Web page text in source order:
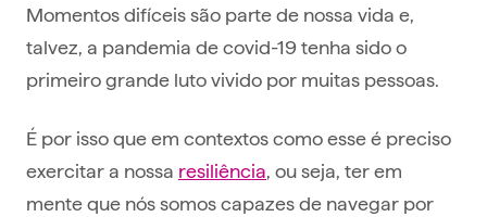
Momentos difíceis são parte de nossa vida e,
talvez, a pandemia de covid-19 tenha sido o
primeiro grande luto vivido por muitas pessoas.
É por isso que em contextos como esse é preciso
exercitar a nossa resiliência, ou seja, ter em
mente que nós somos capazes de navegar por